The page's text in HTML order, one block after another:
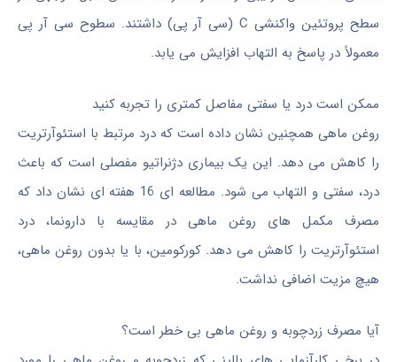
سطح پروتئین واکنشی C (سی آر پی) داشتند. سطوح سی آر پی
معمولاً در پاسخ به التهاب افزایش می یابد.
ممکن است درد یا سفتی مفاصل کمتری را تجربه کنید
روغن ماهی همچنین نشان داده است که درد مرتبط با استئوآرتریت
را کاهش می دهد. این یک بیماری دژنراتیو مفصلی است که باعث
درد، سفتی و التهاب می شود. مطالعه ای 16 هفته ای نشان داد که
مصرف مکمل های روغن ماهی در مقایسه با دارونما، درد
استئوآرتریت را کاهش می دهد. کورکومین، با یا بدون روغن ماهی،
هیچ مزیت اضافی نداشت.
آیا مصرف زردچوبه و روغن ماهی بی خطر است؟